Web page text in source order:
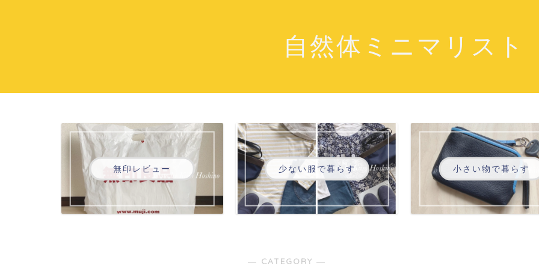
自然体ミニマリスト
無印レビュー 少ない服で暮らす 小さい物で暮らす
― CATEGORY ―